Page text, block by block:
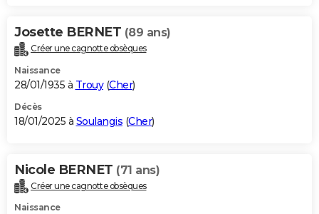
Josette BERNET (89 ans)
Créer une cagnotte obsèques
Naissance
28/01/1935 à Trouy(Cher)
Décès
18/01/2025 à Soulangis (Cher)
Nicole BERNET (71 ans)
Créer une cagnotte obsèques
Naissance